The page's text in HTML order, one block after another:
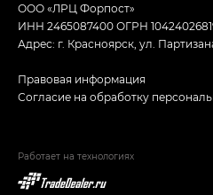
ООО «ЛРЦ Форпост»
ИНН 2465087400ОГРН
Адрес: г. Красноярск, ул.
Правовая информация
Согласие на обработку
Работает на технологиях